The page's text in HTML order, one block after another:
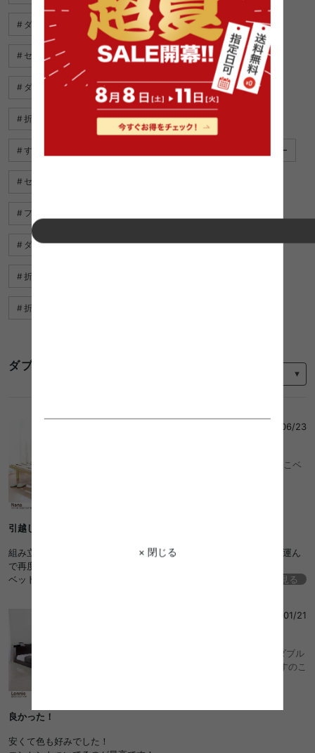
× 閉じる
ダブルベッド フレーム 激安 ダブルベッド ローベッド
セミダブルベッド おすすめ 安い おしゃれ ダブルベッド
ダブルベッド おすすめ ライト 6畳
折り畳み シングルベッド 畳 ソファ ベッド
すのこ 畳 ベッド ダブルベッド グレー
セミダブルベッド 激安
フロアマット 6畳
ダブルベッド マットレス 激安 セミ ダブルベッド 白
折り畳み チェア
折り畳み デスク
ダブルベッド 畳のレビュー
2024/06/23
木の温もりが魅力的な天然木パイン材すのこベ
引越し時もスムーズでした
組み立て解体が簡単なので、先日引っ越しの際に一度解体して持ち運ん
で再度組み立てをしましたがとてもスムーズにできました。
ベッド下にスペースがあるので日々使わない荷物もたくさん収納でき便
続きを見る
2023/01/21
幅146cm ベッド ベッドフレーム ダブル ダブル
サイズ D USB コンセント 単品 フレーム すのこ
良かった！
安くて色も好みでした！